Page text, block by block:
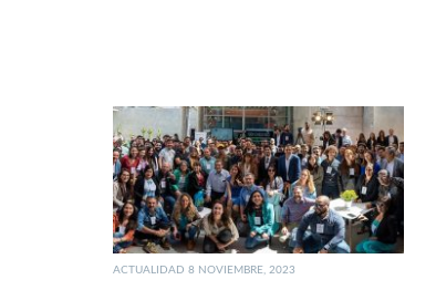
ACTUALIDAD 8 NOVIEMBRE, 2023